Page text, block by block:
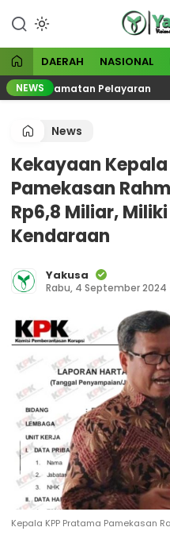
konten
Visioner
DAERAH NASIONAL
NEWS
Keselamatan Pelayaran
News
Kekayaan
Pamekasan
Rp6,8 Miliar,
Kendaraan
Yakusa
Rabu, 4 September 2024
Kepala KPP Pratama Pamekasan